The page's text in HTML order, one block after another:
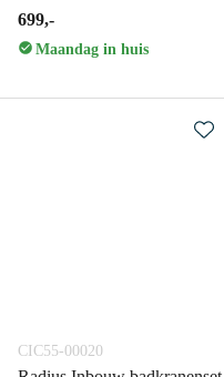
699,-
Maandag in huis
CIC55-00020